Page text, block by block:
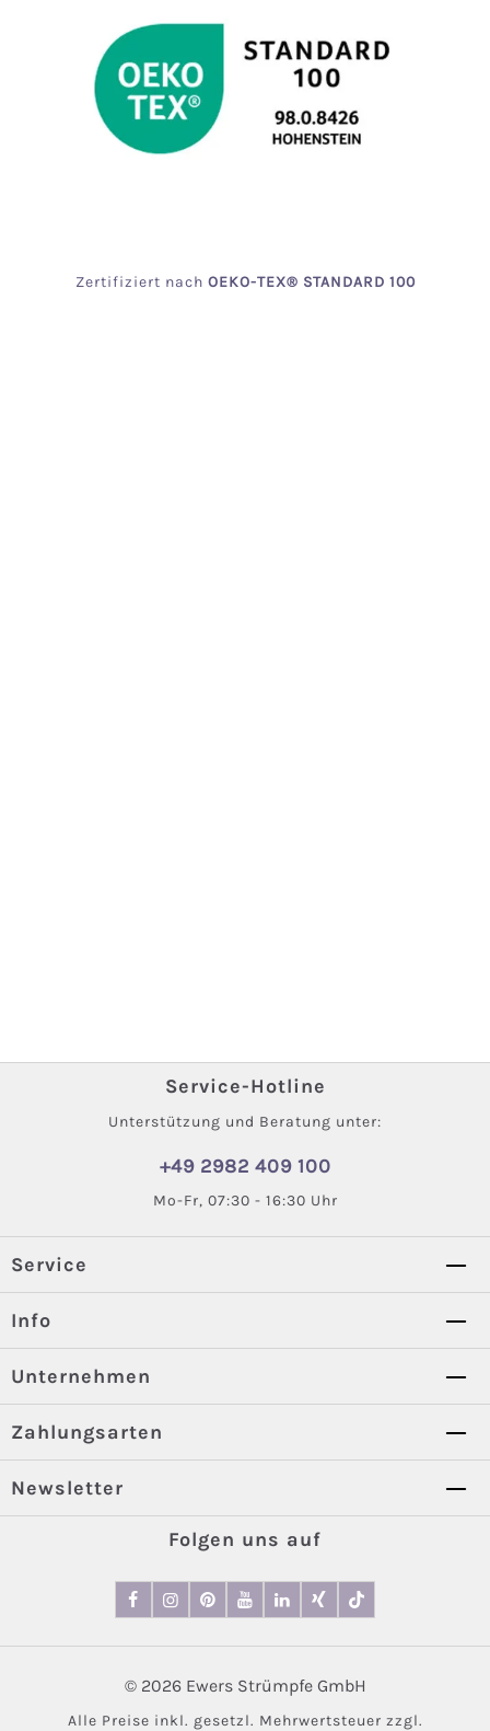
Zertifiziert nach OEKO-TEX® STANDARD 100
Service-Hotline
Unterstützung und Beratung unter:
+49 2982 409 100
Mo-Fr, 07:30 - 16:30 Uhr
Service
Info
Unternehmen
Zahlungsarten
Newsletter
Folgen uns auf
© 2026 Ewers Strümpfe GmbH
Alle Preise inkl. gesetzl. Mehrwertsteuer zzgl.